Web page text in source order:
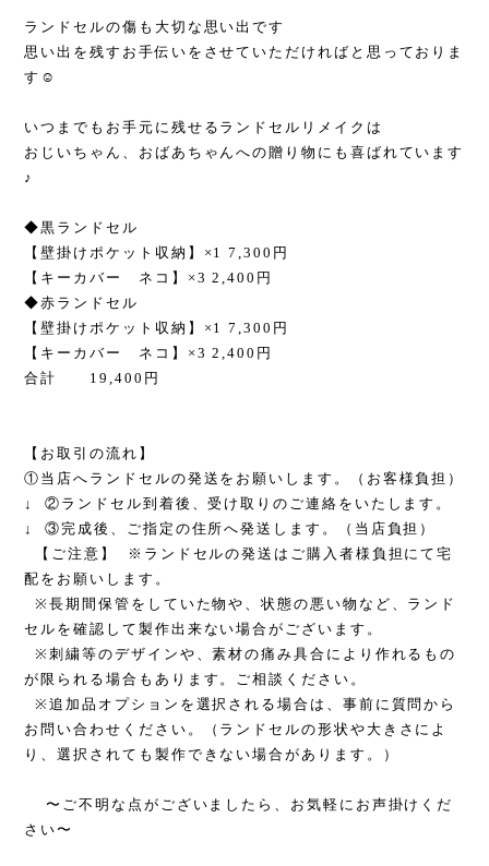
ランドセルの傷も大切な思い出です
思い出を残すお手伝いをさせていただければと思っておりま
す☺️
いつまでもお手元に残せるランドセルリメイクは
おじいちゃん、おばあちゃんへの贈り物にも喜ばれています
♪
◆黒ランドセル
【壁掛けポケット収納】×1 7,300円
【キーカバー ネコ】×3 2,400円
◆赤ランドセル
【壁掛けポケット収納】×1 7,300円
【キーカバー ネコ】×3 2,400円
合計 19,400円
【お取引の流れ】
①当店へランドセルの発送をお願いします。（お客様負担）
↓ ②ランドセル到着後、受け取りのご連絡をいたします。
↓ ③完成後、ご指定の住所へ発送します。（当店負担）
【ご注意】 ※ランドセルの発送はご購入者様負担にて宅
配をお願いします。
※長期間保管をしていた物や、状態の悪い物など、ランド
セルを確認して製作出来ない場合がございます。
※刺繍等のデザインや、素材の痛み具合により作れるもの
が限られる場合もあります。ご相談ください。
※追加品オプションを選択される場合は、事前に質問から
お問い合わせください。（ランドセルの形状や大きさによ
り、選択されても製作できない場合があります。）
〜ご不明な点がございましたら、お気軽にお声掛けくだ
さい〜